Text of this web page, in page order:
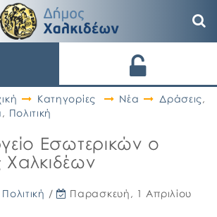
Κατηγορίες Νέα Δράσεις,
, Πολιτική
Εσωτερικών ο
Πολιτική /
Παρασκευή, 1 Απριλίου